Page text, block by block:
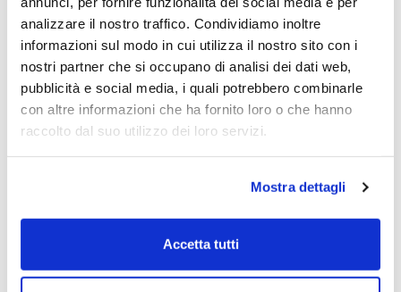
analizzare il nostro traffico. Condividiamo inoltre
informazioni sul modo in cui utilizza il nostro sito con i
nostri partner che si occupano di analisi dei dati web,
pubblicità e social media, i quali potrebbero combinarle
con altre informazioni che ha fornito loro o che hanno
raccolto dal suo utilizzo dei loro servizi.
Mostra dettagli
Accetta tutti
Delle nostre 3 chiamate di ieri SCIUKER
FRAMES e SARAS sono volate e sono
risultate tra le migliori del listino.
ESAUTOMOTION ha mostrato una barra di
congestione e forse oggi ritraccerà ma i
prosecuzione del movimento.
Segnaliamo due ulteriori azioni: